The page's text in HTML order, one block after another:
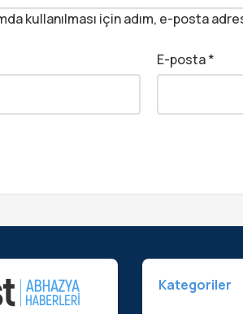
kullanılması için adım, e-posta
E-posta*
Kategoriler